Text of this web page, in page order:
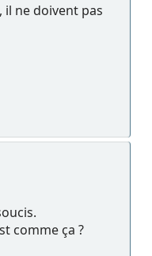
il ne doivent pas
comme ça ?